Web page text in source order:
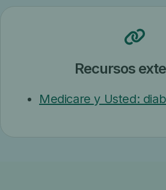
Recursos
Medicare y Usted: